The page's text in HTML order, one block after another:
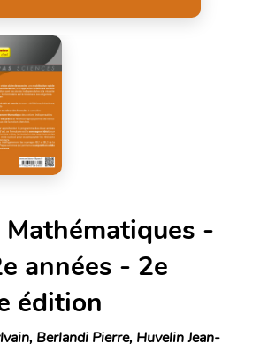
-
années - 2e
édition
Berlandi Pierre, Huvelin Jean-